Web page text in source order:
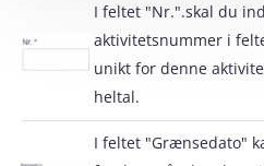
I feltet "Nr.".skal du
aktivitetsnummer i
unikt for denne
heltal.
I feltet "Grænsedato"